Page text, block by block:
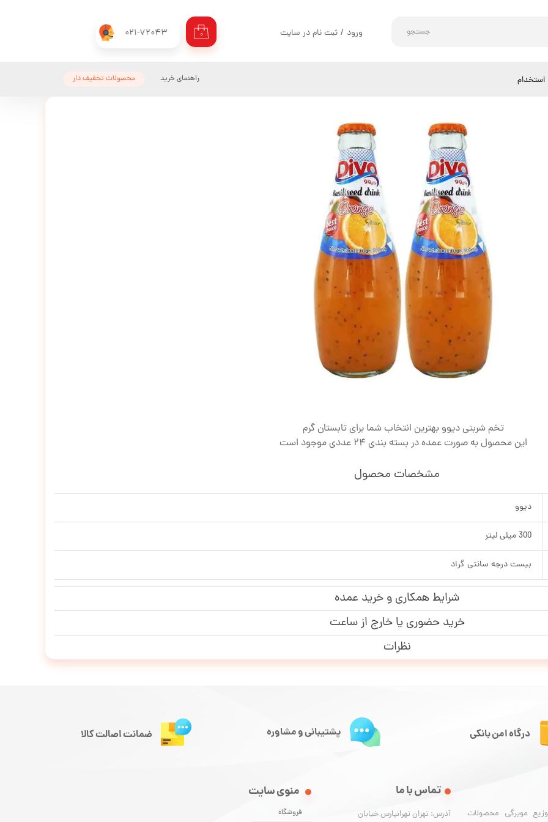
021-72043 جستجو ۰ ورود / ثبت نام در سایت
خروج از حساب کاربری
استخدام محصولات تحفیف دار راهنمای خرید
تخم شربتی دیوو بهترین انتخاب شما برای تابستان گرم
این محصول به صورت عمده در بسته بندی 24 عددی موجود است
مشخصات محصول
دیوو
300 میلی لیتر
بیست درجه سانتی گراد
شرایط همکاری و خرید عمده
خرید حضوری یا خارج از ساعت
نظرات
مویرگی محصولات
منوی سایت
فروشگاه
تماس با ما
آدرس: تهران تهرانپارس خیابان
درگاه امن بانکی پشتیبانی و مشاوره ضمانت اصالت کالا